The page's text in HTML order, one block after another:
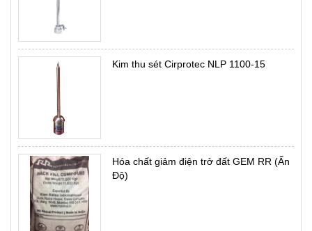
Kim thu sét Cirprotec NLP 1100-15
Hóa chất giảm điện trở đất GEM RR (Ấn
Độ)